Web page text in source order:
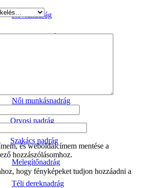
Rövidnadrág
Derekas nadrág
Női munkásnadrág
Orvosi nadrág
Szakács nadrág
Melegítőnadrág
Téli dereknadrág
és weboldalcímem mentése a
hozzászólásomhoz.
hogy fényképeket tudjon hozzáadni a